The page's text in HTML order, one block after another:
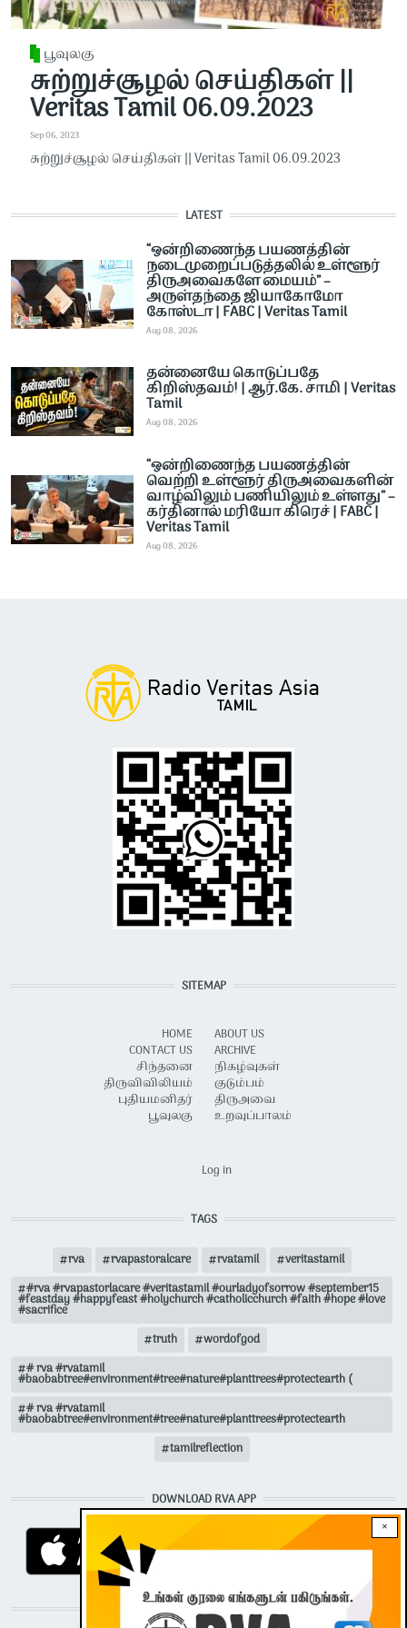
பூவுலகு
சுற்றுச்சூழல் செய்திகள் ||
Veritas Tamil 06.09.2023
Sep 06, 2023
சுற்றுச்சூழல் செய்திகள் || Veritas Tamil 06.09.2023
LATEST
“ஒன்றிணைந்த பயணத்தின்
நடைமுறைப்படுத்தலில் உள்ளூர்
திருஅவைகளே மையம்” –
அருள்தந்தை ஜியாகோமோ
கோஸ்டா | FABC | Veritas Tamil
Aug 08, 2026
தன்னையே கொடுப்பதே
கிறிஸ்தவம்! | ஆர்.கே. சாமி | Veritas
Tamil
Aug 08, 2026
“ஒன்றிணைந்த பயணத்தின்
வெற்றி உள்ளூர் திருஅவைகளின்
வாழ்விலும் பணியிலும் உள்ளது” –
கர்தினால் மரியோ கிரெச் | FABC |
Veritas Tamil
Aug 08, 2026
×
SITEMAP
HOME
CONTACT US
சிந்தனை
திருவிவிலியம்
புதியமனிதர்
பூவுலகு
ABOUT US
ARCHIVE
நிகழ்வுகள்
குடும்பம்
திருஅவை
உறவுப்பாலம்
Log in
TAGS
rva rvapastoralcare rvatamil
veritastamil
#rva #rvapastorlacare #veritastamil #ourladyofsorrow #september15
#feastday #happyfeast #holychurch #catholicchurch #faith #hope #love
#sacrifice
truth
wordofgod
# rva #rvatamil
#baobabtree#environment#tree#nature#planttrees#protectearth (
# rva #rvatamil
#baobabtree#environment#tree#nature#planttrees#protectearth
tamilreflection
DOWNLOAD RVA APP
STAY CONNECTED WITH US!